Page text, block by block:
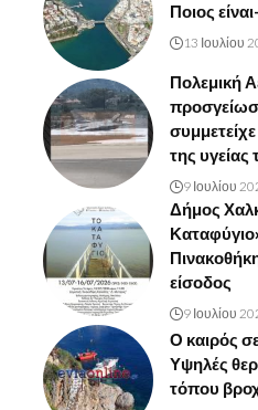
Ποιος
13 Ιουλίου
Πολεμική
της
9 Ιουλίου
Δήμος
είσοδος
9 Ιουλίου
Ο καιρός
Υψηλές
τόπου